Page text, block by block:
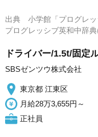
出典 小学館「プログレッ
プログレッシブ英和中辞
ドライバー/1.5t/固定
SBSゼンツウ株式会社
東京都 江東区
月給28万3,655円～
正社員